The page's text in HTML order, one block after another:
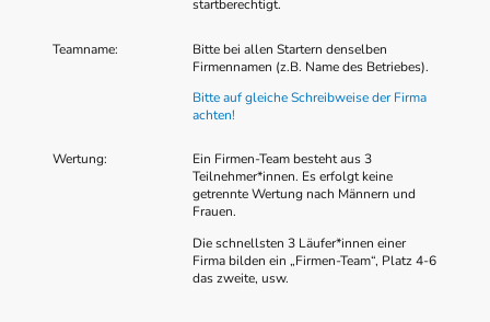
startberechtigt.
Teamname:
Bitte bei allen Startern denselben
Firmennamen (z.B. Name des Betriebes).
Bitte auf gleiche Schreibweise der Firma
achten!
Wertung:
Ein Firmen-Team besteht aus 3
Teilnehmer*innen. Es erfolgt keine
getrennte Wertung nach Männern und
Frauen.
Die schnellsten 3 Läufer*innen einer
Firma bilden ein „Firmen-Team“, Platz 4-6
das zweite, usw.